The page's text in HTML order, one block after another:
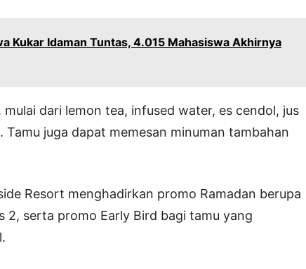
Kukar Idaman Tuntas, 4.015 Mahasiswa Akhirnya
dari lemon tea, infused water, es cendol, jus
Tamu juga dapat memesan minuman tambahan
Resort menghadirkan promo Ramadan berupa
2, serta promo Early Bird bagi tamu yang